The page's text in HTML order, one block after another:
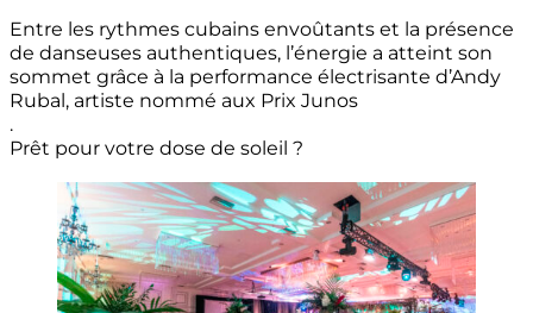
Entre les rythmes cubains envoûtants et la présence
de danseuses authentiques, l’énergie a atteint son
sommet grâce à la performance électrisante d’Andy
Rubal, artiste nommé aux Prix Junos
.
Prêt pour votre dose de soleil ?